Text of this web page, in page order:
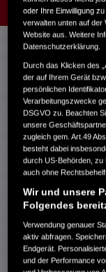
12
MONATE HONDA
GEBRAUCHTWAGEN-
oder Ihre Einwilligung
verwalten unten auf der
Website aus. Weitere
Datenschutzerklärung.
Durch das Klicken des
der auf Ihrem Gerät
persönlichen
Verarbeitungszwecke
DSGVO zu. Beachten
unsere
zugleich gem. Art.49
besteht dabei
durch US-Behörden,
auch ohne
Wir und unsere
Folgendes
Verwendung genauer
aktiv abfragen.
Endgerät.
und der Performance